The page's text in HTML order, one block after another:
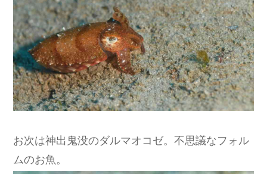
お次は神出鬼没のダルマオコゼ。不思議なフォル
ムのお魚。